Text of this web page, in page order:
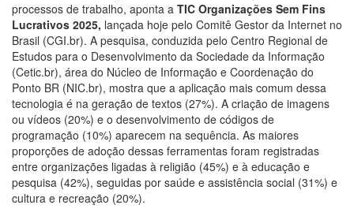
processos de trabalho, aponta a TIC Organizações Sem Fins
Lucrativos 2025, lançada hoje pelo Comitê Gestor da Internet no
Brasil (CGI.br). A pesquisa, conduzida pelo Centro Regional de
Estudos para o Desenvolvimento da Sociedade da Informação
(Cetic.br), área do Núcleo de Informação e Coordenação do
Ponto BR (NIC.br), mostra que a aplicação mais comum dessa
tecnologia é na geração de textos (27%). A criação de imagens
ou vídeos (20%) e o desenvolvimento de códigos de
programação (10%) aparecem na sequência. As maiores
proporções de adoção dessas ferramentas foram registradas
entre organizações ligadas à religião (45%) e à educação e
pesquisa (42%), seguidas por saúde e assistência social (31%) e
cultura e recreação (20%).